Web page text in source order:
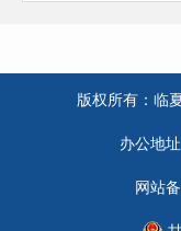
版权所有：临
办公地
网站